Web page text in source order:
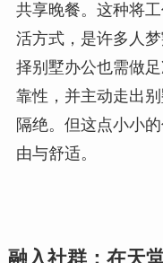
共享晚餐。这种将
活方式，是许多人
择别墅办公也需做
靠性，并主动走出
隔绝。但这点小小
由与舒适。